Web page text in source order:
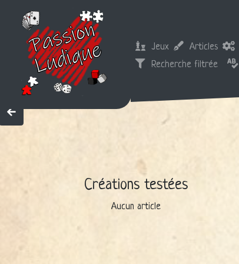
Jeux Articles
Recherche filtrée
Créations testées
Aucun article